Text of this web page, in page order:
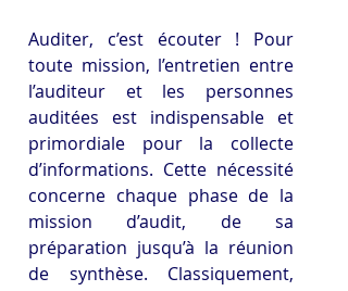
Auditer, c’est écouter ! Pour
toute mission, l’entretien entre
l’auditeur et les personnes
auditées est indispensable et
primordiale pour la collecte
d’informations. Cette nécessité
concerne chaque phase de la
mission d’audit, de sa
préparation jusqu’à la réunion
de synthèse. Classiquement,